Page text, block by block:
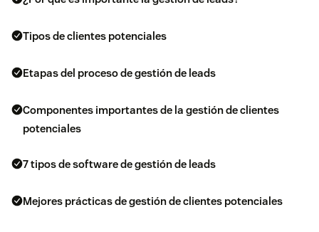
Tipos de clientes potenciales
Etapas del proceso de gestión de leads
Componentes importantes de la gestión de clientes
potenciales
7 tipos de software de gestión de leads
Mejores prácticas de gestión de clientes potenciales